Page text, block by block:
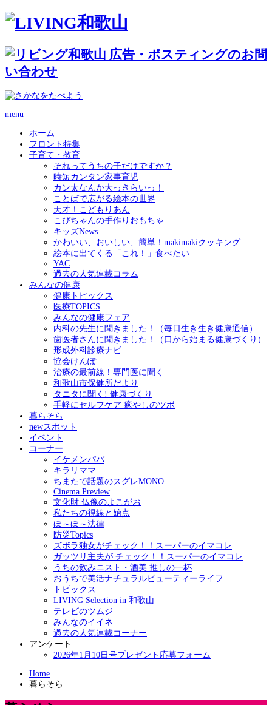
menu
ホーム
フロント特集
子育て・教育
それってうちの子だけですか？
時短カンタン家事育児
カン太なんか大っきらいっ！
ことばで広がる絵本の世界
天才！こどもりあん
こぴちゃんの手作りおもちゃ
キッズNews
かわいい、おいしい、簡単！makimakiクッキング
絵本に出てくる「これ！」食べたい
YAC
過去の人気連載コラム
みんなの健康
健康トピックス
医療TOPICS
みんなの健康フェア
内科の先生に聞きました！（毎日生き生き健康通信）
歯医者さんに聞きました！（口から始まる健康づくり）
形成外科診療ナビ
協会けんぽ
治療の最前線！専門医に聞く
和歌山市保健所だより
タニタに聞く! 健康づくり
手軽にセルフケア 癒やしのツボ
暮らそら
newスポット
イベント
コーナー
イケメンパパ
キラリママ
ちまたで話題のスグレMONO
Cinema Preview
文化財 仏像のよこがお
私たちの視線と始点
ほ～ほ～法律
防災Topics
ズボラ独女がチェック！！スーパーのイマコレ
ガッツリ主夫が チェック！！スーパーのイマコレ
うちの飲みニスト・酒美 推しの一杯
おうちで美活ナチュラルビューティーライフ
トピックス
LIVING Selection in 和歌山
テレビのツムジ
みんなのイイネ
過去の人気連載コーナー
アンケート
2026年1月10日号プレゼント応募フォーム
Home
暮らそら